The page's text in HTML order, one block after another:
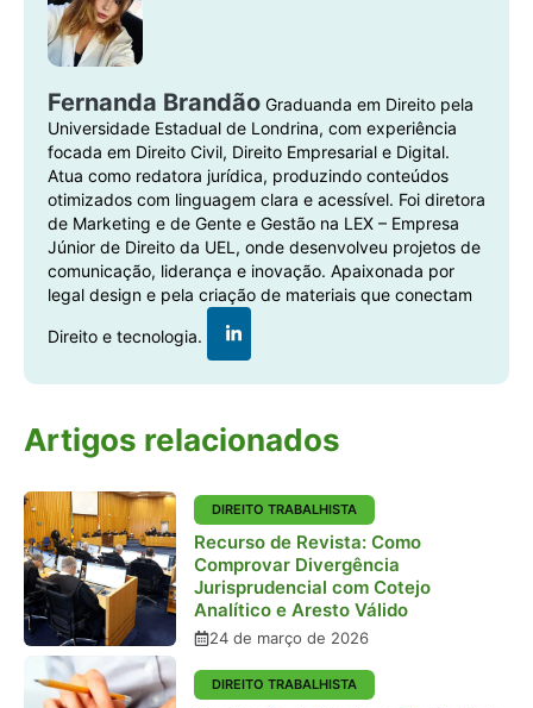
Fernanda Brandão Graduanda em Direito pela
Universidade Estadual de Londrina, com experiência
focada em Direito Civil, Direito Empresarial e Digital.
Atua como redatora jurídica, produzindo conteúdos
otimizados com linguagem clara e acessível. Foi diretora
de Marketing e de Gente e Gestão na LEX – Empresa
Júnior de Direito da UEL, onde desenvolveu projetos de
comunicação, liderança e inovação. Apaixonada por
legal design e pela criação de materiais que conectam
Direito e tecnologia.
Artigos relacionados
DIREITO TRABALHISTA
Recurso de Revista: Como
Comprovar Divergência
Jurisprudencial com Cotejo
Analítico e Aresto Válido
24 de março de 2026
DIREITO TRABALHISTA